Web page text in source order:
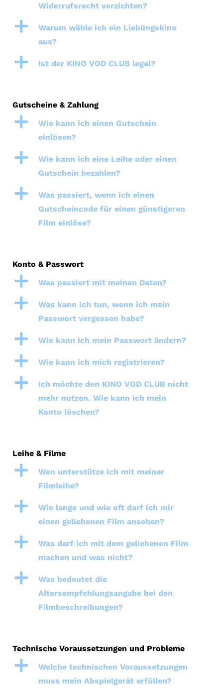
Widerrufsrecht verzichten?
a
Warum wähle ich ein Lieblingskino
aus?
a Ist der KINO VOD CLUB legal?
Gutscheine & Zahlung
a
Wie kann ich einen Gutschein
einlösen?
a
Wie kann ich eine Leihe oder einen
Gutschein bezahlen?
a
Was passiert, wenn ich einen
Gutscheincode für einen günstigeren
Film einlöse?
Konto & Passwort
a Was passiert mit meinen Daten?
a
Was kann ich tun, wenn ich mein
Passwort vergessen habe?
a Wie kann ich mein Passwort ändern?
a Wie kann ich mich registrieren?
a
Ich möchte den KINO VOD CLUB nicht
mehr nutzen. Wie kann ich mein
Konto löschen?
Leihe & Filme
a
Wen unterstütze ich mit meiner
Filmleihe?
a
Wie lange und wie oft darf ich mir
einen geliehenen Film ansehen?
a
Was darf ich mit dem geliehenen Film
machen und was nicht?
a
Was bedeutet die
Altersempfehlungsangabe bei den
Filmbeschreibungen?
Technische Voraussetzungen und Probleme
a
Welche technischen Voraussetzungen
muss mein Abspielgerät erfüllen?